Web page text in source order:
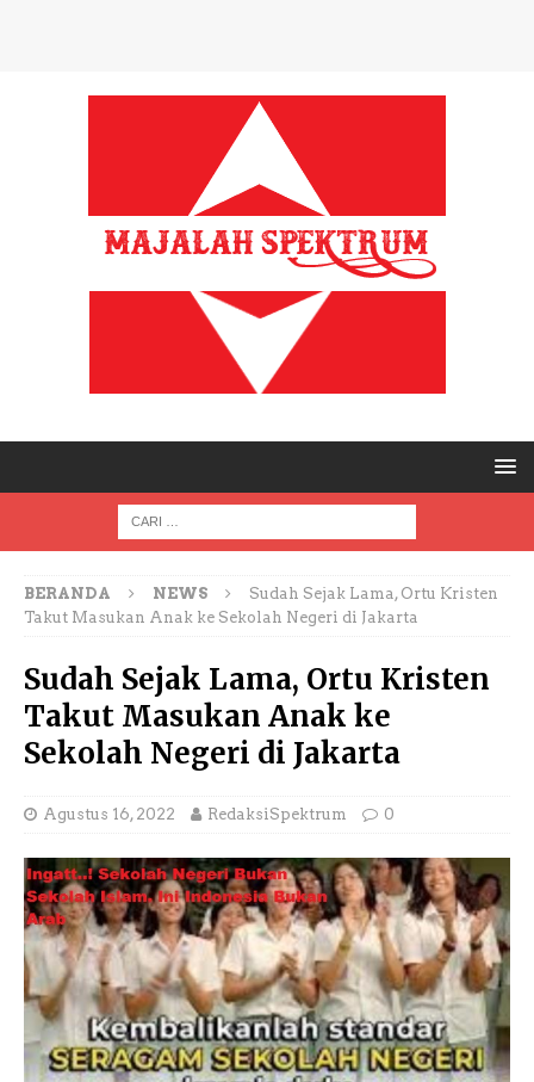
BERANDA NEWS
Sudah Sejak Lama, Ortu Kristen
Takut Masukan Anak ke Sekolah Negeri di Jakarta
Sudah Sejak Lama, Ortu Kristen
Takut Masukan Anak ke
Sekolah Negeri di Jakarta
Agustus 16, 2022 RedaksiSpektrum 0